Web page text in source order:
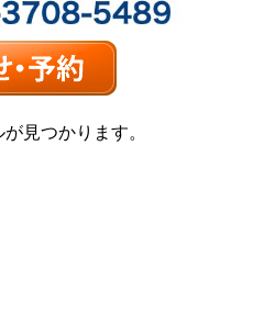
見つかります。